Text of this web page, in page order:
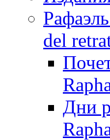
del
Дни